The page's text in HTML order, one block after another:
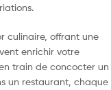
culinaire, offrant une
enrichir votre
train de concocter un
un restaurant, chaque